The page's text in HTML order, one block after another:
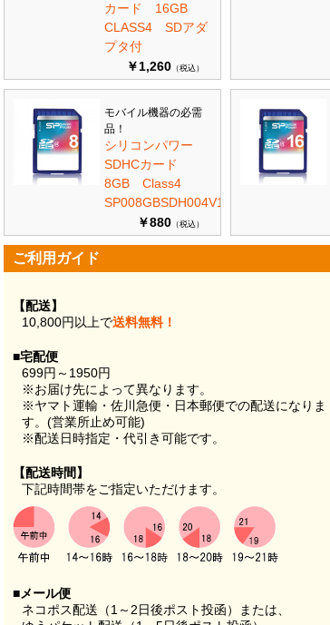
カード 16GB
CLASS4 SDアダ
プタ付
￥1,260 （税込）
モバイル機器の必需
品！
シリコンパワー
SDHCカード
8GB Class4
SP008GBSDH004V10
￥880 （税込）
ご利用ガイド
【配送】
10,800円以上で送料無料！
■宅配便
699円～1950円
※お届け先によって異なります。
※ヤマト運輸・佐川急便・日本郵便での配送になりま
す。(営業所止め可能)
※配送日時指定・代引き可能です。
【配送時間】
下記時間帯をご指定いただけます。
■メール便
ネコポス配送（1～2日後ポスト投函）または、